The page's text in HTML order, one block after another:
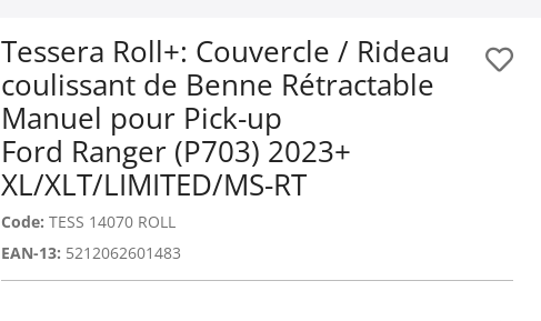
Tessera Roll+: Couvercle / Rideau
coulissant de Benne Rétractable
Manuel pour Pick-up
Ford Ranger (P703) 2023+
XL/XLT/LIMITED/MS-RT
Code: TESS 14070 ROLL
EAN-13: 5212062601483